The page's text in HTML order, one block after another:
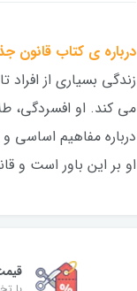
درباره ی کتاب قانون
زندگی بسیاری از
می کند. او افسردگی،
درباره مفاهیم اساسی
او بر این باور است و